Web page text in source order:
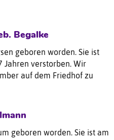
Begalke
geboren worden. Sie ist
Jahren verstorben. Wir
auf dem Friedhof zu
geboren worden. Sie ist am